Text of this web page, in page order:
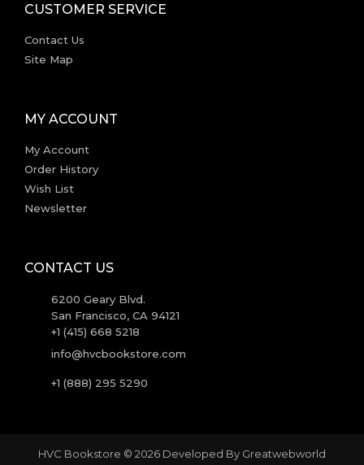
CUSTOMER SERVICE
Contact Us
Site Map
MY ACCOUNT
My Account
Order History
Wish List
Newsletter
CONTACT US
6200 Geary Blvd.
San Francisco, CA 94121
+1 (415) 668 5218
info@hvcbookstore.com
+1 (888) 295 5290
HVC Bookstore © 2026 Developed By Greatwebworld